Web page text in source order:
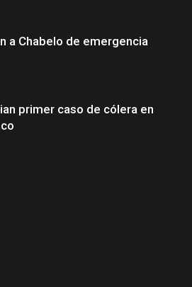
a Chabelo de emergencia
primer caso de cólera en